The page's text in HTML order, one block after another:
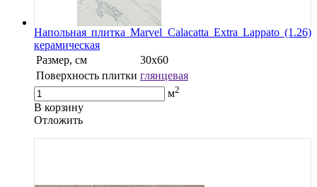
Напольная плитка Marvel Calacatta Extra Lappato (1.26)
керамическая
Размер, см
30x60
Поверхность плитки глянцевая
м2
В корзину
Oтложить